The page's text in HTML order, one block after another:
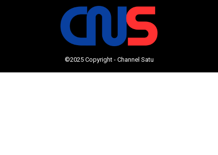
©2025 Copyright - Channel Satu